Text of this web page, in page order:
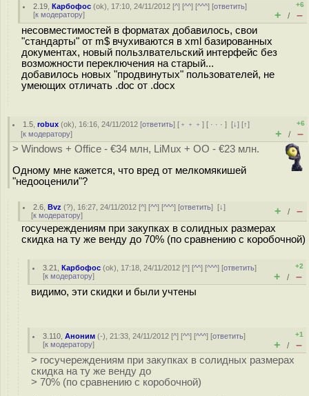
2.19 ,Карбофос (ok), 17:10, 24/11/2012 [^] [^^] [^^^] [ответить]
[к модератору]
+6
+ / –
несовместимостей в форматах добавилось, свои
"стандарты" от m$ вчухиваются в xml базированных
документах, новый пользлвательский интерфейс без
возможности переключения на старый...
добавилось новых "продвинутых" пользователей, не
умеющих отличать .doc от .docx
1.5 ,robux (ok), 16:16, 24/11/2012 [ответить] [ ﹢﹢﹢] [ · · ·][↓] [↑]
[к модератору]
+6
+ / –
> Windows + Office - €34 млн, LiMux + OO - €23 млн.
Одному мне кажется, что вред от мелкомякишей
"недооценили"?
2.6 ,Bvz (?), 16:27, 24/11/2012 [^] [^^] [^^^] [ответить][↓]
[к модератору] + / –
госучереждениям при закупках в солидных размерах
скидка на ту же венду до 70% (по сравнению с коробочной)
3.21 ,Карбофос (ok), 17:18, 24/11/2012 [^] [^^] [^^^] [ответить]
[к модератору]
+2
+ / –
видимо, эти скидки и были учтены
3.110 ,Аноним (-), 21:33, 24/11/2012 [^] [^^] [^^^] [ответить]
[к модератору]
+1
+ / –
> госучереждениям при закупках в солидных размерах
скидка на ту же венду до
> 70% (по сравнению с коробочной)